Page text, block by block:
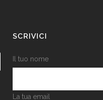
SCRIVICI
Il tuo nome
La tua email